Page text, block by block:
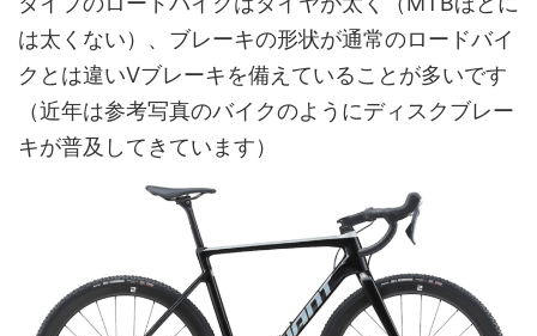
は太くない）、ブレーキの形状が通常のロードバイ
クとは違いVブレーキを備えていることが多いです
（近年は参考写真のバイクのようにディスクブレー
キが普及してきています）